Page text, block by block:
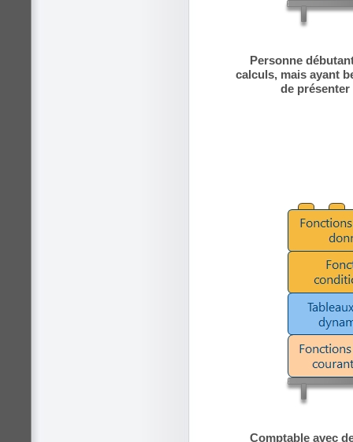
Personne
calculs, mais ayant
de
Comptable avec